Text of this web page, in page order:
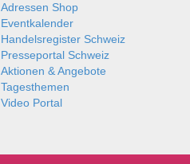
Adressen Shop
Eventkalender
Handelsregister Schweiz
Presseportal Schweiz
Aktionen & Angebote
Tagesthemen
Video Portal